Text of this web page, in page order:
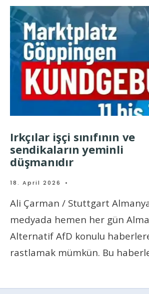
Irkçılar işçi sınıfının ve
sendikaların yeminli
düşmanıdır
18. April 2026 •
Ali Çarman / Stuttgart
medyada hemen her gün
Alternatif AfD konulu
rastlamak mümkün. Bu